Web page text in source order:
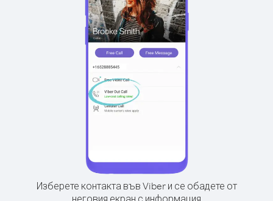
Изберете контакта във Viber и се обадете от
неговия екран с информация